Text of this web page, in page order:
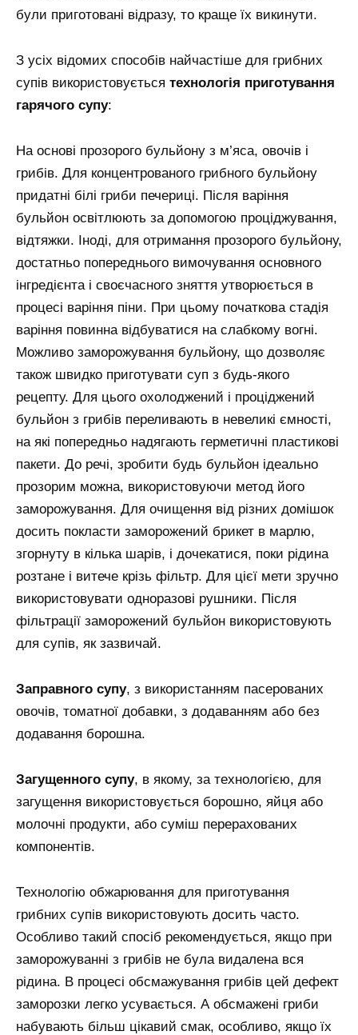
були приготовані відразу, то краще їх викинути.
З усіх відомих способів найчастіше для грибних
супів використовується технологія приготування
гарячого супу:
На основі прозорого бульйону з м’яса, овочів і
грибів. Для концентрованого грибного бульйону
придатні білі гриби печериці. Після варіння
бульйон освітлюють за допомогою проціджування,
відтяжки. Іноді, для отримання прозорого бульйону,
достатньо попереднього вимочування основного
інгредієнта і своєчасного зняття утворюється в
процесі варіння піни. При цьому початкова стадія
варіння повинна відбуватися на слабкому вогні.
Можливо заморожування бульйону, що дозволяє
також швидко приготувати суп з будь-якого
рецепту. Для цього охолоджений і проціджений
бульйон з грибів переливають в невеликі ємності,
на які попередньо надягають герметичні пластикові
пакети. До речі, зробити будь бульйон ідеально
прозорим можна, використовуючи метод його
заморожування. Для очищення від різних домішок
досить покласти заморожений брикет в марлю,
згорнуту в кілька шарів, і дочекатися, поки рідина
розтане і витече крізь фільтр. Для цієї мети зручно
використовувати одноразові рушники. Після
фільтрації заморожений бульйон використовують
для супів, як зазвичай.
Заправного супу, з використанням пасерованих
овочів, томатної добавки, з додаванням або без
додавання борошна.
Загущенного супу, в якому, за технологією, для
загущення використовується борошно, яйця або
молочні продукти, або суміш перерахованих
компонентів.
Технологію обжарювання для приготування
грибних супів використовують досить часто.
Особливо такий спосіб рекомендується, якщо при
заморожуванні з грибів не була видалена вся
рідина. В процесі обсмажування грибів цей дефект
заморозки легко усувається. А обсмажені гриби
набувають більш цікавий смак, особливо, якщо їх